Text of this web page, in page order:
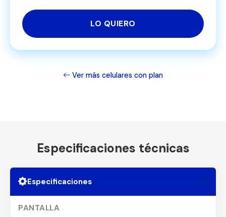
LO QUIERO
Ver más celulares con plan
Especificaciones técnicas
Especificaciones
PANTALLA